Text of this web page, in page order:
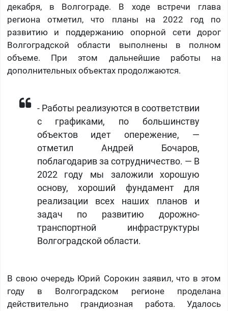
декабря, в Волгограде. В ходе встречи глава
региона отметил, что планы на 2022 год по
развитию и поддержанию опорной сети дорог
Волгоградской области выполнены в полном
объеме. При этом дальнейшие работы на
дополнительных объектах продолжаются.
- Работы реализуются в соответствии
с графиками, по большинству
объектов идет опережение, —
отметил Андрей Бочаров,
поблагодарив за сотрудничество. — В
2022 году мы заложили хорошую
основу, хороший фундамент для
реализации всех наших планов и
задач по развитию дорожно-
транспортной инфраструктуры
Волгоградской области.
В свою очередь Юрий Сорокин заявил, что в этом
году в Волгоградском регионе проделана
действительно грандиозная работа. Удалось